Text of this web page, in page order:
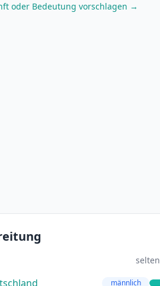
oder Bedeutung vorschlagen →
selten
männlich